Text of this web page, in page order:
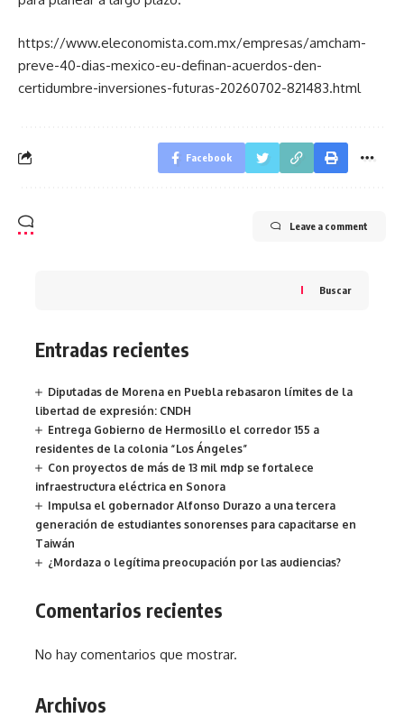
https://www.eleconomista.com.mx/empresas/amcham-
preve-40-dias-mexico-eu-definan-acuerdos-den-
certidumbre-inversiones-futuras-20260702-821483.html
Facebook
Leave a comment
Buscar
Entradas recientes
Diputadas de Morena en Puebla rebasaron límites de la
libertad de expresión: CNDH
Entrega Gobierno de Hermosillo el corredor 155 a
residentes de la colonia “Los Ángeles”
Con proyectos de más de 13 mil mdp se fortalece
infraestructura eléctrica en Sonora
Impulsa el gobernador Alfonso Durazo a una tercera
generación de estudiantes sonorenses para capacitarse en
Taiwán
¿Mordaza o legítima preocupación por las audiencias?
Comentarios recientes
No hay comentarios que mostrar.
Archivos